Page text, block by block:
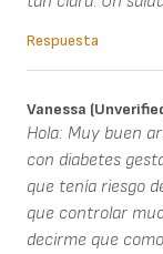
Respuesta
Vanessa
Hola: Muy buen
con diabetes
que tenía riesgo
que controlar
decirme que